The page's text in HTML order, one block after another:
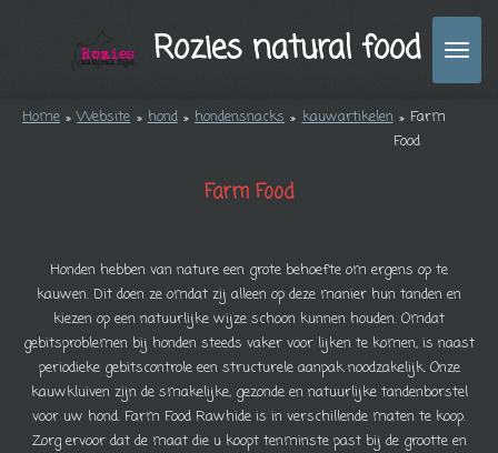
hoofdinhoud
Rozies natural food
Home » Website » hond » hondensnacks » kauwartikelen » Farm
Food
Farm Food
Honden hebben van nature een grote behoefte om ergens op te
kauwen. Dit doen ze omdat zij alleen op deze manier hun tanden en
kiezen op een natuurlijke wijze schoon kunnen houden. Omdat
gebitsproblemen bij honden steeds vaker voor lijken te komen, is naast
periodieke gebitscontrole een structurele aanpak noodzakelijk. Onze
kauwkluiven zijn de smakelijke, gezonde en natuurlijke tandenborstel
voor uw hond. Farm Food Rawhide is in verschillende maten te koop.
Zorg ervoor dat de maat die u koopt tenminste past bij de grootte en